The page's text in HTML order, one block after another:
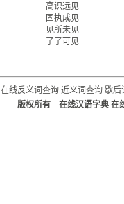
高识远见
固执成见
见所未见
了了可见
在线反义词查询 近义词查询 歇后
版权所有 在线汉语字典 在